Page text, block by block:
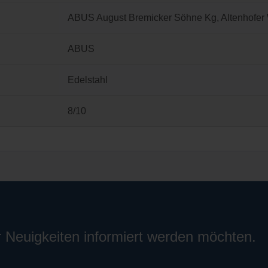
ABUS August Bremicker Söhne Kg,
ABUS
Edelstahl
8/10
informiert werden möchten.